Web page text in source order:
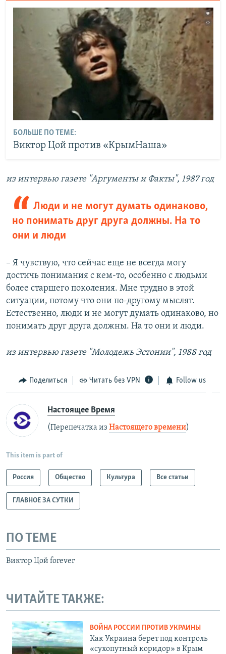
БОЛЬШЕ ПО ТЕМЕ:
Виктор Цой против «КрымНаша»
из интервью газете "Аргументы и Факты", 1987 год
Люди и не могут думать одинаково,
но понимать друг друга должны. На то
они и люди
– Я чувствую, что сейчас еще не всегда могу
достичь понимания с кем-то, особенно с людьми
более старшего поколения. Мне трудно в этой
ситуации, потому что они по-другому мыслят.
Естественно, люди и не могут думать одинаково, но
понимать друг друга должны. На то они и люди.
из интервью газете "Молодежь Эстонии", 1988 год
Поделиться Читать без VPN Follow us
Настоящее Время
(Перепечатка из Настоящего времени)
This item is part of
Россия Общество Культура Все статьи
ГЛАВНОЕ ЗА СУТКИ
ПО ТЕМЕ
Виктор Цой forever
ЧИТАЙТЕ ТАКЖЕ:
ВОЙНА РОССИИ ПРОТИВ УКРАИНЫ
Как Украина берет под контроль
«сухопутный коридор» в Крым